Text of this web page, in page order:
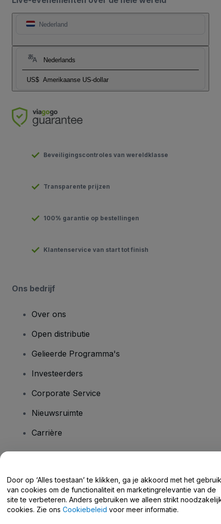
Nederland
Nederlands
US$ Amerikaanse US-dollar
Beveiligingscontroles van wereldklasse
Transparente prijzen
100% garantie op bestellingen
Klantenservice van start tot finish
Ons bedrijf
Over ons
Open distributie
Gelieerde Programma's
Investeerders
Corporate Service
Nieuwsruimte
Carrière
Helpcentrum / Neem Contact Met Ons Op
Door op ‘Alles toestaan’ te klikken, ga je akkoord met het gebruik
van cookies om de functionaliteit en marketingrelevantie van de
site te verbeteren. Anders gebruiken we alleen strikt
cookies. Zie ons Cookiebeleid voor meer informatie.